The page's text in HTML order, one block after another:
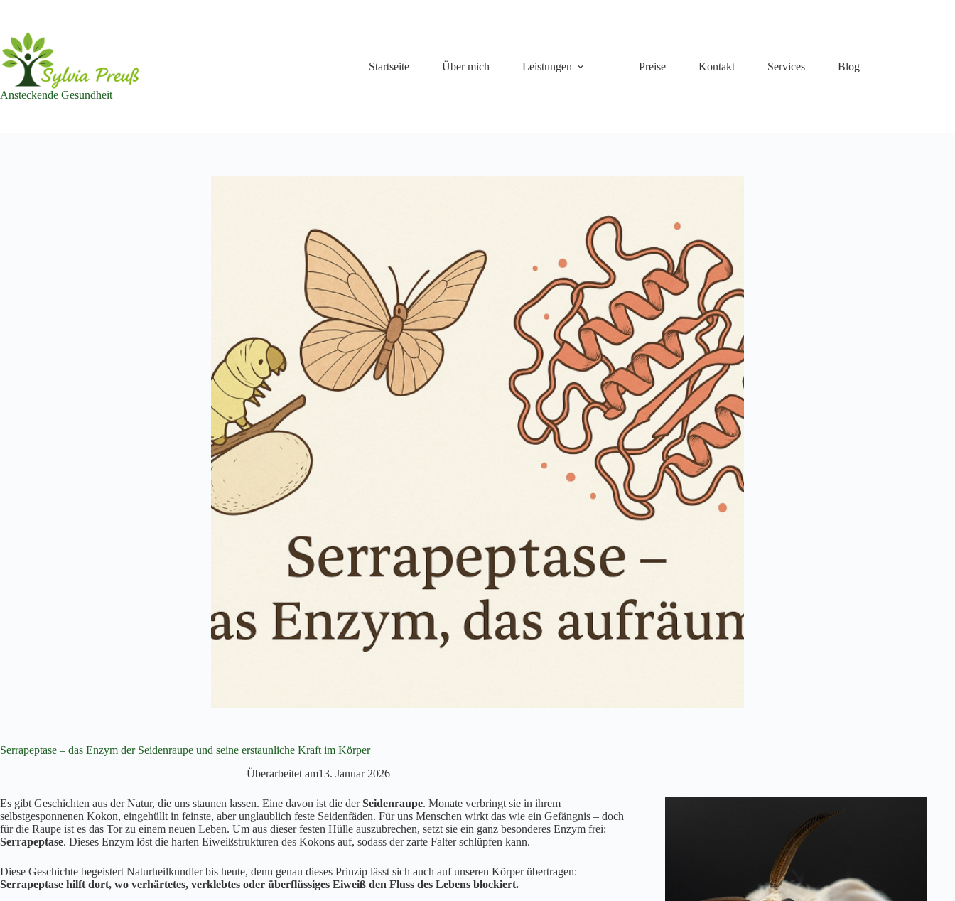
springen
Ansteckende Gesundheit
Startseite Über mich Leistungen Preise Kontakt Services Blog
Serrapeptase – das Enzym der Seidenraupe und seine erstaunliche Kraft im Körper
Überarbeitet am13. Januar 2026
Es gibt Geschichten aus der Natur, die uns staunen lassen. Eine davon ist die derSeidenraupe. Monate verbringt sie in ihrem
selbstgesponnenen Kokon, eingehüllt in feinste, aber unglaublich feste Seidenfäden. Für uns Menschen wirkt das wie ein Gefängnis – doch
für die Raupe ist es das Tor zu einem neuen Leben. Um aus dieser festen Hülle auszubrechen, setzt sie ein ganz besonderes Enzym frei:
Serrapeptase. Dieses Enzym löst die harten Eiweißstrukturen des Kokons auf, sodass der zarte Falter schlüpfen kann.
Diese Geschichte begeistert Naturheilkundler bis heute, denn genau dieses Prinzip lässt sich auch auf unseren Körper übertragen:
Serrapeptase hilft dort, wo verhärtetes, verklebtes oder überflüssiges Eiweiß den Fluss des Lebens blockiert.